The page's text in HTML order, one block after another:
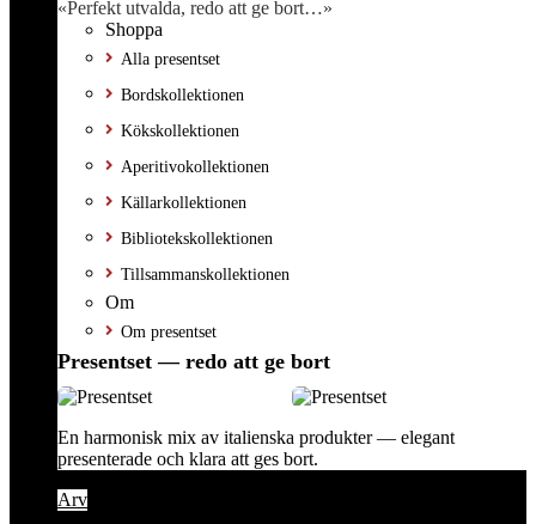
«Perfekt utvalda, redo att ge bort…»
Shoppa
Alla presentset
Bordskollektionen
Kökskollektionen
Aperitivokollektionen
Källarkollektionen
Bibliotekskollektionen
Tillsammanskollektionen
Om
Om presentset
Presentset — redo att ge bort
En harmonisk mix av italienska produkter — elegant
presenterade och klara att ges bort.
Arv